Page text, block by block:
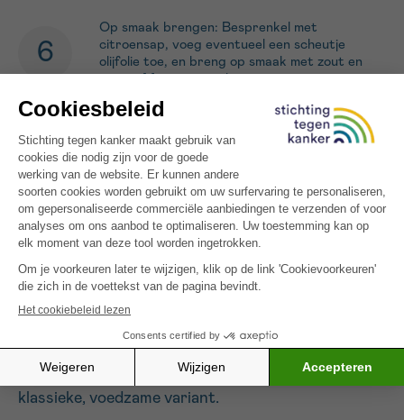
Op smaak brengen: Besprenkel met
citroensap, voeg eventueel een scheutje
olijfolie toe, en breng op smaak met zout en
OPGELET: Dit is een recept voor
mensen met kanker. Het is mogelijk rijk
aan calorieën en/of eiwitten, of specifiek
uitgewerkt voor bepaalde klachten
smaakwijziging, vermoeidheid).
dan zeker onze
koude salade met quino
a – een
klassieke, voedzame variant.